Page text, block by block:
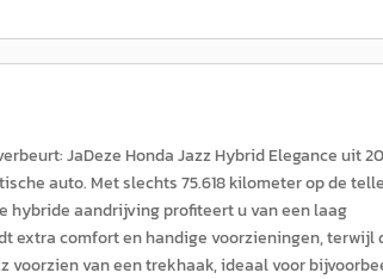
JaDeze Honda Jazz Hybrid Elegance uit
auto. Met slechts 75.618 kilometer op de
hybride aandrijving profiteert u van een laag
extra comfort en handige voorzieningen, terwijl
van een trekhaak, ideaal voor